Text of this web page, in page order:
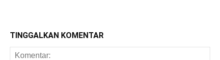
TINGGALKAN KOMENTAR